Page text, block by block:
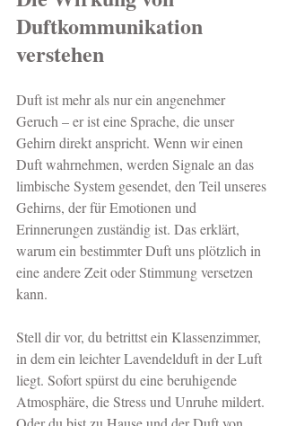
Duftkommunikation
verstehen
Duft ist mehr als nur ein angenehmer
Geruch – er ist eine Sprache, die unser
Gehirn direkt anspricht. Wenn wir einen
Duft wahrnehmen, werden Signale an das
limbische System gesendet, den Teil unseres
Gehirns, der für Emotionen und
Erinnerungen zuständig ist. Das erklärt,
warum ein bestimmter Duft uns plötzlich in
eine andere Zeit oder Stimmung versetzen
kann.
Stell dir vor, du betrittst ein Klassenzimmer,
in dem ein leichter Lavendelduft in der Luft
liegt. Sofort spürst du eine beruhigende
Atmosphäre, die Stress und Unruhe mildert.